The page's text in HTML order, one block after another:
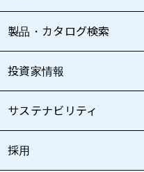
製品・カタログ検索
投資家情報
サステナビリティ
採用